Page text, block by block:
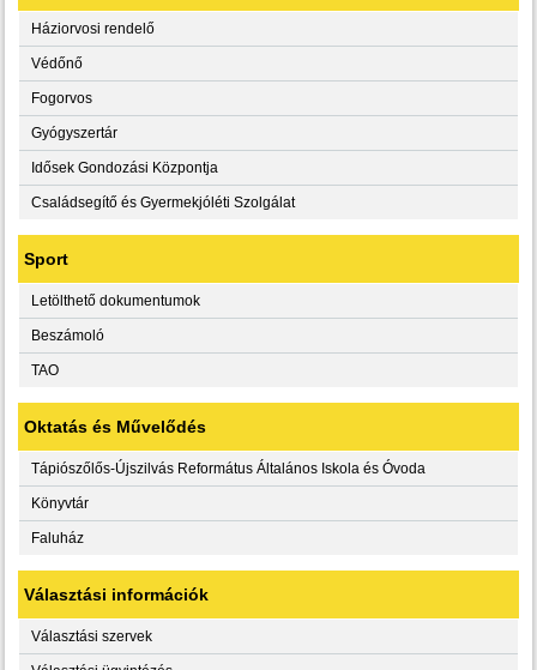
Háziorvosi rendelő
Védőnő
Fogorvos
Gyógyszertár
Idősek Gondozási Központja
Családsegítő és Gyermekjóléti Szolgálat
Sport
Letölthető dokumentumok
Beszámoló
TAO
Oktatás és Művelődés
Tápiószőlős-Újszilvás Református Általános Iskola és Óvoda
Könyvtár
Faluház
Választási információk
Választási szervek